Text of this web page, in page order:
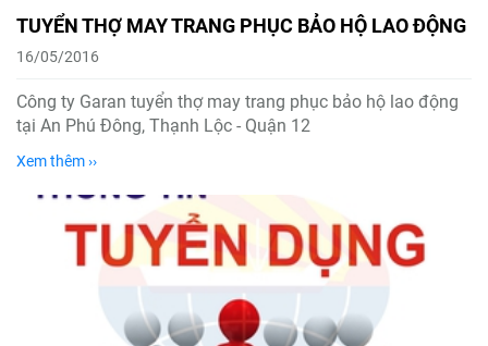
TUYỂN THỢ MAY TRANG PHỤC BẢO HỘ LAO ĐỘNG
16/05/2016
Công ty Garan tuyển thợ may trang phục bảo hộ lao động
tại An Phú Đông, Thạnh Lộc - Quận 12
Xem thêm ››